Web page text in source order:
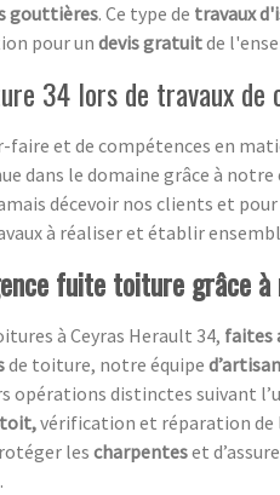
gouttières. Ce type de travaux
pour un devis gratuitde
34 lors de travaux de
faire et de compétences en
dans le domaine grâce à
décevoir nos clients et
à réaliser et établir
fuite toiture grâce
à Ceyras Herault 34, faites
de toiture, notre équipe
distinctes suivant
toit,vérification et réparation de
les charpenteset